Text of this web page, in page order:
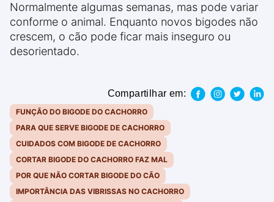
Normalmente algumas semanas, mas pode variar
conforme o animal. Enquanto novos bigodes não
crescem, o cão pode ficar mais inseguro ou
desorientado.
Compartilhar em:
FUNÇÃO DO BIGODE DO CACHORRO
PARA QUE SERVE BIGODE DE CACHORRO
CUIDADOS COM BIGODE DE CACHORRO
CORTAR BIGODE DO CACHORRO FAZ MAL
POR QUE NÃO CORTAR BIGODE DO CÃO
IMPORTÂNCIA DAS VIBRISSAS NO CACHORRO